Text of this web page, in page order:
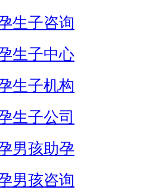
生子咨询
生子中心
生子机构
生子公司
男孩助孕
男孩咨询